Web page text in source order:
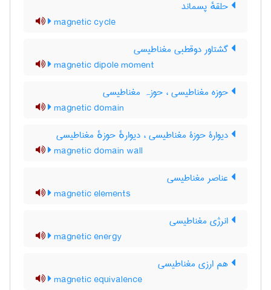
حلقهٔ پسماند
magnetic cycle
گشتاور دوقطبی مغناطیسی
magnetic dipole moment
حوزه مغناطیسی ، حوزہ مغناطیسی
magnetic domain
دیوارۀ حوزۀ مغناطیسی ، دیوارهٔ حوزهٔ مغناطیسی
magnetic domain wall
عناصر مغناطیسی
magnetic elements
انرژی مغناطیسی
magnetic energy
هم ارزی مغناطیسی
magnetic equivalence